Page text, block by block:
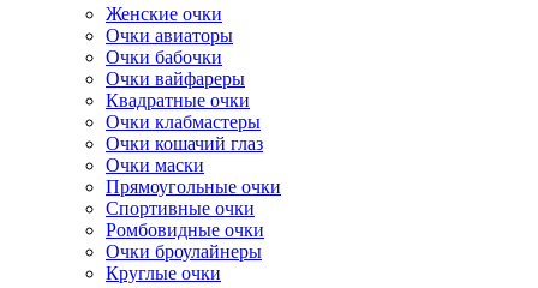
Женские очки
Очки авиаторы
Очки бабочки
Очки вайфареры
Квадратные очки
Очки клабмастеры
Очки кошачий глаз
Очки маски
Прямоугольные очки
Спортивные очки
Ромбовидные очки
Очки броулайнеры
Круглые очки